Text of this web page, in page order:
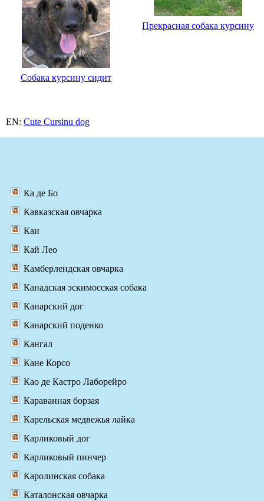
Собака курсину сидит
Прекрасная собака курсину
EN: Cute Cursinu dog
Ка де Бо
Кавказская овчарка
Каи
Кай Лео
Камберлендская овчарка
Канадская эскимосская собака
Канарский дог
Канарский поденко
Кангал
Кане Корсо
Као де Кастро Лаборейро
Караванная борзая
Карельская медвежья лайка
Карликовый дог
Карликовый пинчер
Каролинская собака
Каталонская овчарка